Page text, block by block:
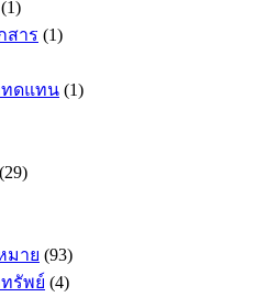
(1)
สาร (1)
ทดแทน (1)
(29)
มาย (93)
รัพย์ (4)